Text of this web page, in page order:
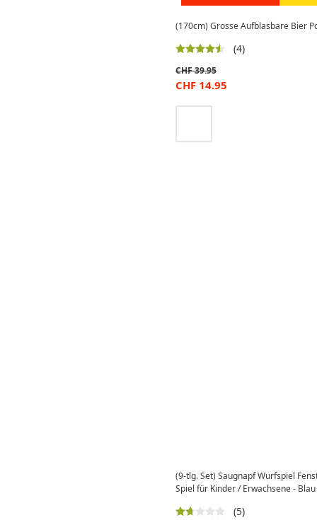
(170cm) Grosse Aufblasbare Bier
(4)
CHF39.95
CHF 14.95
(9-tlg. Set) Saugnapf Wurfspiel
Spiel für Kinder / Erwachsene -
(5)